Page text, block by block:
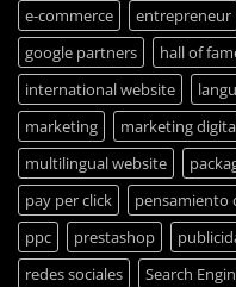
e-commerce entrepreneur
google partners
hall of
international website
marketing
marketing
multilingual website
pay per click
pensamiento
ppc
prestashop
redes sociales
Search